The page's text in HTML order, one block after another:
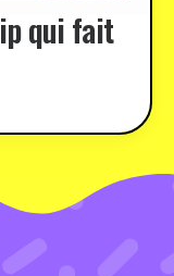
qui fait